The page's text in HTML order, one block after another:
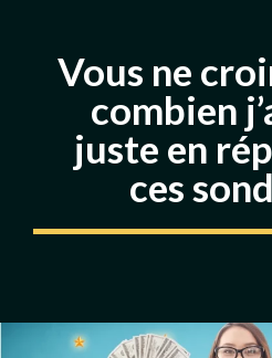
Vous ne
combien
juste en
ces